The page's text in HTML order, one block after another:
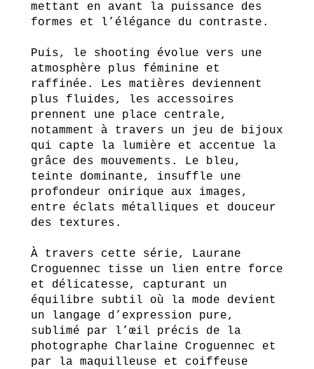
mettant en avant la puissance des
formes et l’élégance du contraste.
Puis, le shooting évolue vers une
atmosphère plus féminine et
raffinée. Les matières deviennent
plus fluides, les accessoires
prennent une place centrale,
notamment à travers un jeu de bijoux
qui capte la lumière et accentue la
grâce des mouvements. Le bleu,
teinte dominante, insuffle une
profondeur onirique aux images,
entre éclats métalliques et douceur
des textures.
À travers cette série, Laurane
Croguennec tisse un lien entre force
et délicatesse, capturant un
équilibre subtil où la mode devient
un langage d’expression pure,
sublimé par l’œil précis de la
photographe Charlaine Croguennec et
par la maquilleuse et coiffeuse